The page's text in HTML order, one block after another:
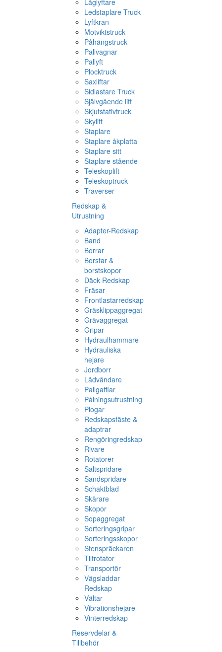
Låglyftare
Ledstaplare Truck
Lyftkran
Motviktstruck
Påhängstruck
Pallvagnar
Pallyft
Plocktruck
Saxliftar
Sidlastare Truck
Självgående lift
Skjutstativtruck
Skylift
Staplare
Staplare åkplatta
Staplare sitt
Staplare stående
Teleskoplift
Teleskoptruck
Traverser
Redskap &
Utrustning
Adapter-Redskap
Band
Borrar
Borstar &
borstskopor
Däck Redskap
Fräsar
Frontlastarredskap
Gräsklippaggregat
Grävaggregat
Gripar
Hydraulhammare
Hydrauliska
hejare
Jordborr
Lådvändare
Pallgafflar
Pålningsutrustning
Plogar
Redskapsfäste &
adaptrar
Rengöringredskap
Rivare
Rotatorer
Saltspridare
Sandspridare
Schaktblad
Skärare
Skopor
Sopaggregat
Sorteringsgripar
Sorteringsskopor
Stenspräckaren
Tiltrotator
Transportör
Vägsladdar
Redskap
Vältar
Vibrationshejare
Vinterredskap
Reservdelar &
Tillbehör